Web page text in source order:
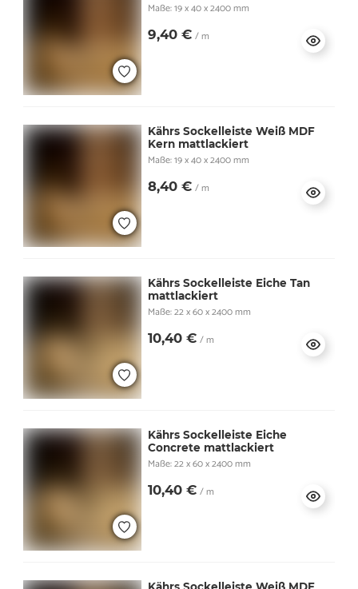
Maße: 19 x 40 x 2400 mm
9,40 € / m
Kährs Sockelleiste Weiß MDF
Kern mattlackiert
Maße: 19 x 40 x 2400 mm
8,40 € / m
Kährs Sockelleiste Eiche Tan
mattlackiert
Maße: 22 x 60 x 2400 mm
10,40 € / m
Kährs Sockelleiste Eiche
Concrete mattlackiert
Maße: 22 x 60 x 2400 mm
10,40 € / m